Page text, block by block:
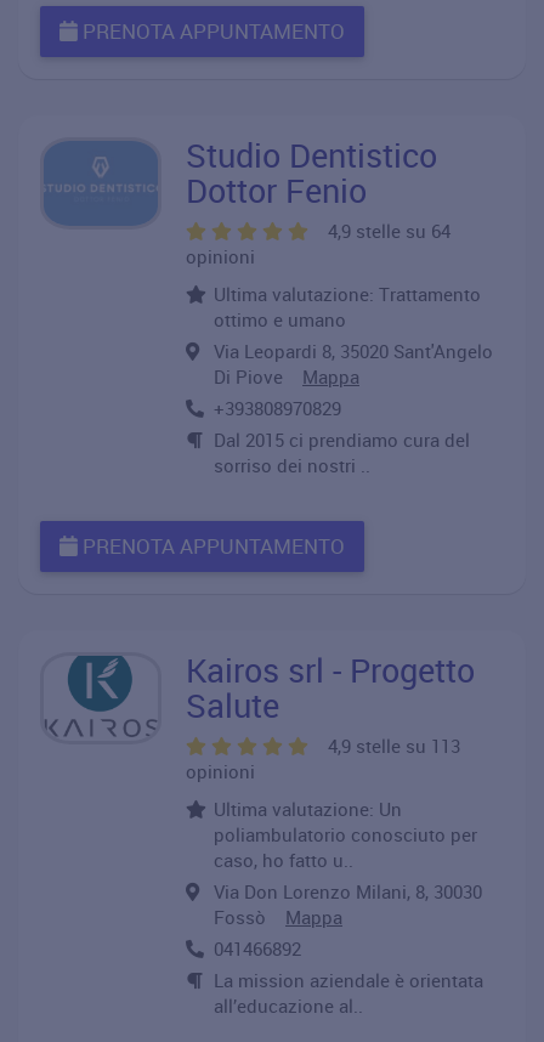
PRENOTA APPUNTAMENTO
Studio Dentistico
Dottor Fenio
4,9 stelle su 64
opinioni
Ultima valutazione: Trattamento
ottimo e umano
Via Leopardi 8, 35020 Sant'Angelo
Di Piove Mappa
+393808970829
Dal 2015 ci prendiamo cura del
sorriso dei nostri ..
PRENOTA APPUNTAMENTO
Kairos srl - Progetto
Salute
4,9 stelle su 113
opinioni
Ultima valutazione: Un
poliambulatorio conosciuto per
caso, ho fatto u..
Via Don Lorenzo Milani, 8, 30030
Fossò Mappa
041466892
La mission aziendale è orientata
all’educazione al..